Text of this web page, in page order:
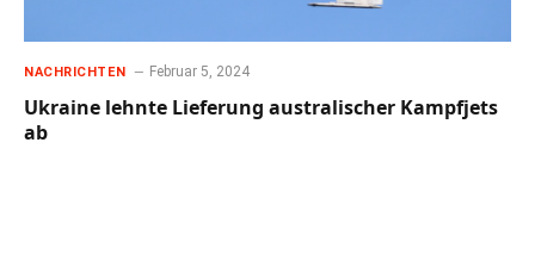
NACHRICHTEN Februar 5, 2024
Ukraine lehnte Lieferung australischer Kampfjets
ab